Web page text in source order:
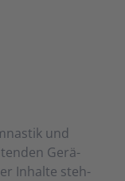
und
Ge­rä­
In­hal­te steh­